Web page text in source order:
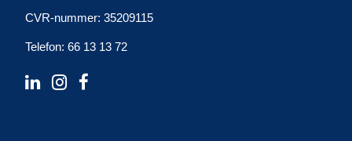
CVR-nummer: 35209115
Telefon: 66 13 13 72